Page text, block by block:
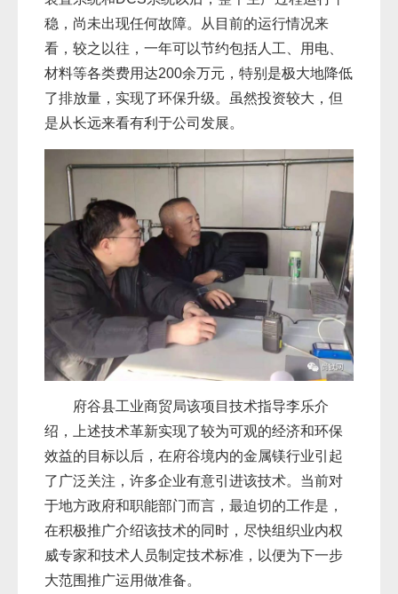
稳，尚未出现任何故障。从目前的运行情况来
看，较之以往，一年可以节约包括人工、用电、
材料等各类费用达200余万元，特别是极大地降低
了排放量，实现了环保升级。虽然投资较大，但
是从长远来看有利于公司发展。
府谷县工业商贸局该项目技术指导李乐介
绍，上述技术革新实现了较为可观的经济和环保
效益的目标以后，在府谷境内的金属镁行业引起
了广泛关注，许多企业有意引进该技术。当前对
于地方政府和职能部门而言，最迫切的工作是，
在积极推广介绍该技术的同时，尽快组织业内权
威专家和技术人员制定技术标准，以便为下一步
大范围推广运用做准备。